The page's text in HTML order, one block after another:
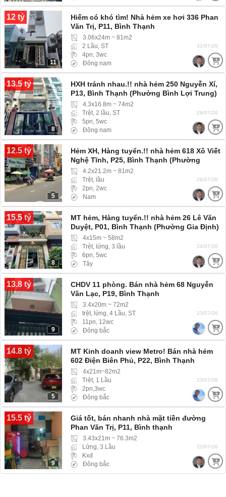
12 tỷ
11
Hiếm có khó tìm! Nhà hẻm xe hơi 336 Phan
Văn Trị, P11, Bình Thạnh
3.06x24m ~ 81m2
2 Lầu, ST
4pn, 3wc
Đông nam
31/07/26
13.5 tỷ
8
HXH tránh nhau.!! nhà hẻm 250 Nguyễn Xí,
P13, Bình Thạnh (Phường Bình Lợi Trung)
Xe Hơi tới tận nơi
4.3x16.8m ~ 74m2
Trệt, 2 lầu, ST
5pn, 5wc
Đông nam
29/07/26
12.5 tỷ
5
Hẻm XH, Hàng tuyển.!! nhà hẻm 618 Xô Viết
Nghệ Tĩnh, P25, Bình Thạnh (Phường
Thạnh Mỹ Tây) hẻm rộng xe hơi 4 chỗ vào
tới nhà
4.2x21.2m ~ 81m2
Trệt, lầu
2pn, 2wc
Nam
26/07/26
15.5 tỷ
8
MT hẻm, Hàng tuyển.!! nhà hẻm 26 Lê Văn
Duyệt, P01, Bình Thạnh (Phường Gia Định)
4x15m ~ 58m2
Trệt, lửng, 3 lầu
6pn, 5wc
Tây
24/07/26
13.8 tỷ
9
CHDV 11 phòng. Bán nhà hẻm 68 Nguyễn
Văn Lạc, P19, Bình Thạnh
3.4x20m ~ 72m2
trệt, lửng, 4 Lầu, ST
11pn, 12wc
Đông bắc
23/07/26
14.8 tỷ
5
MT Kinh doanh view Metro! Bán nhà hẻm
602 Điện Biên Phủ, P22, Bình Thạnh
4x21m~82m2
Trệt, 1 Lầu
2pn,3wc
Đông bắc
23/07/26
15.5 tỷ
9
Giá tốt, bán nhanh nhà mặt tiền đường
Phan Văn Trị, P11, Bình thạnh
3.43x21m ~ 76.3m2
Lửng, 3 Lầu
Kxđ
Đông bắc
22/07/26